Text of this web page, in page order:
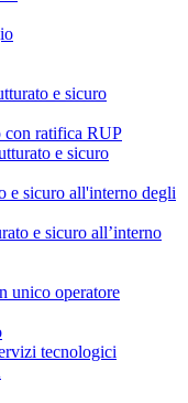
e sicuro
con ratifica RUP
e sicuro
e sicuro all'interno degli
e sicuro all’interno
unico operatore
tecnologici